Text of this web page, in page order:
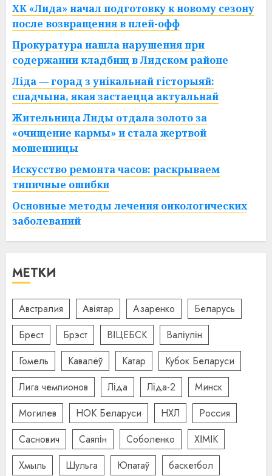
ХК «Лида» начал подготовку к новому сезону
после возвращения в плей-офф
Прокуратура нашла нарушения при
содержании кладбищ в Лидском районе
Ліда — горад з унікальнай гісторыяй:
спадчына, якая застаецца актуальнай
Жительница Лиды отдала золото за
«очищение кармы» и стала жертвой
мошенницы
Искусство ремонта часов: раскрываем
типичные ошибки
Основные методы лечения онкологических
заболеваний
МЕТКИ
Австралия Авіятар Азаренко
Беларусь
Брест
Брэст ВІЦЕБСК
Валіулін
Гомель
Кавалёў Катар
Кубок Беларуси
Лига чемпионов
Ліда Ліда-2
Минск
Могилев
НОК Беларуси НХЛ
Россия
Саснович
Саяпін Соболенко
ХІМІК
Хмыль
Шульга Юпатаў
баскетбол